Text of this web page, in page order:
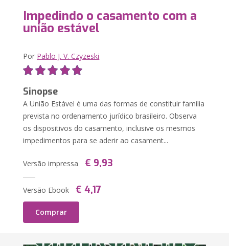
Impedindo o casamento com a
união estável
Por Pablo J. V. Czyzeski
Sinopse
A União Estável é uma das formas de constituir família
prevista no ordenamento jurídico brasileiro. Observa
os dispositivos do casamento, inclusive os mesmos
impedimentos para se aderir ao casament...
Versão impressa € 9,93
Versão Ebook € 4,17
Comprar